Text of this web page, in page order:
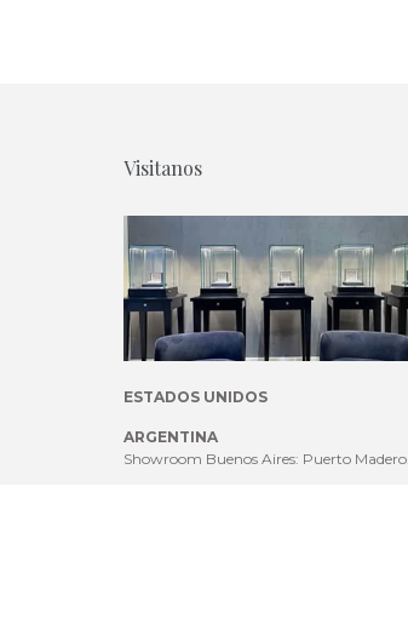
Visitanos
ESTADOS UNIDOS
ARGENTINA
Showroom Buenos Aires: Puerto Madero.